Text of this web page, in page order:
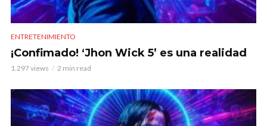
ENTRETENIMIENTO
¡Confimado! ‘Jhon Wick 5’ es una realidad
1.297 views 2 min read